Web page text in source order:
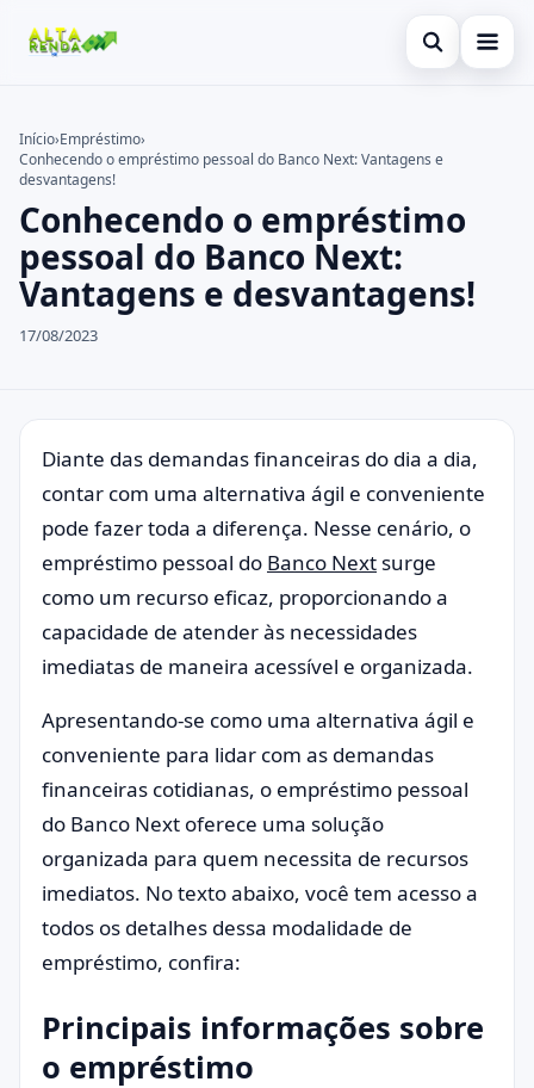
Abrir busca
Cartão de Crédito
Consignado
Conta Digital
Empréstimo
Imóvel
Buscar no site
Buscar por:
Pressione Enter para buscar ou ESC para fechar.
Início›Empréstimo›
Conhecendo o empréstimo pessoal do Banco Next: Vantagens e
desvantagens!
Conhecendo o empréstimo
pessoal do Banco Next:
Vantagens e desvantagens!
17/08/2023
Diante das demandas financeiras do dia a dia,
contar com uma alternativa ágil e conveniente
pode fazer toda a diferença. Nesse cenário, o
empréstimo pessoal do Banco Next surge
como um recurso eficaz, proporcionando a
capacidade de atender às necessidades
imediatas de maneira acessível e organizada.
Apresentando-se como uma alternativa ágil e
conveniente para lidar com as demandas
financeiras cotidianas, o empréstimo pessoal
do Banco Next oferece uma solução
organizada para quem necessita de recursos
imediatos. No texto abaixo, você tem acesso a
todos os detalhes dessa modalidade de
empréstimo, confira:
Principais informações sobre
o empréstimo